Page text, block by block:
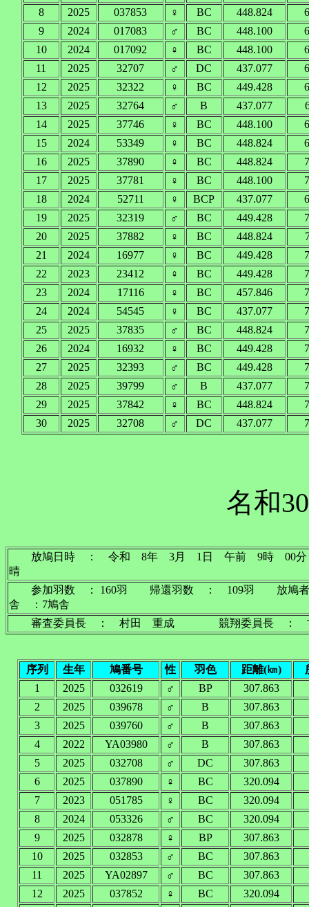
8
2025 037853 ♀ BC 448.824
9
2024 017083 ♂ BC 448.100
10
2024 017092 ♀ BC 448.100
11
2025 32707 ♂ DC 437.077
12
2025 32322 ♀ BC 449.428
13
2025 32764 ♂ B 437.077
14
2025 37746 ♀ BC 448.100
15
2024 53349 ♀ BC 448.824
16
2025 37890 ♀ BC 448.824
17
2025 37781 ♀ BC 448.100
18
2024 52711 ♀ BCP 437.077
19
2025 32319 ♂ BC 449.428
20
2025 37882 ♀ BC 448.824
21
2024 16977 ♀ BC 449.428
22
2023 23412 ♀ BC 449.428
23
2024 17116 ♀ BC 457.846
24
2024 54545 ♀ BC 437.077
25
2025 37835 ♂ BC 448.824
26
2024 16932 ♀ BC 449.428
27
2025 32393 ♂ BC 449.428
28
2025 39799 ♂ B 437.077
29
2025 37842 ♀ BC 448.824
30
2025 32708 ♂ DC 437.077
名和
放鳩日時 ： 令和 8年 3月 1日 午前 9時
晴
参加羽数 ： 160羽 帰還羽数 ： 109羽 放鳩者
舎 ：7鳩舎
審査委員長 ： 村田 重成 競翔委員長 ：
序列 生年 鳩番号 性 羽色 距離(㎞)
1
2025 032619 ♂ BP
307.863
2
2025 039678 ♂ B
307.863
3
2025 039760 ♂ B
307.863
4
2022 YA03980 ♂ B
307.863
5
2025 032708 ♂ DC
307.863
6
2025 037890 ♀ BC
320.094
7
2023 051785 ♀ BC
320.094
8
2024 053326 ♂ BC
320.094
9
2025 032878 ♀ BP
307.863
10
2025 032853 ♂ BC
307.863
11
2025 YA02897 ♂ BC
307.863
12
2025 037852 ♀ BC
320.094